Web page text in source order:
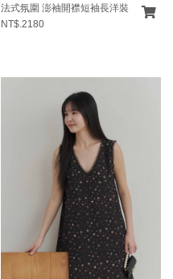
法式氛圍 澎袖開襟短袖長洋裝
NT$.2180